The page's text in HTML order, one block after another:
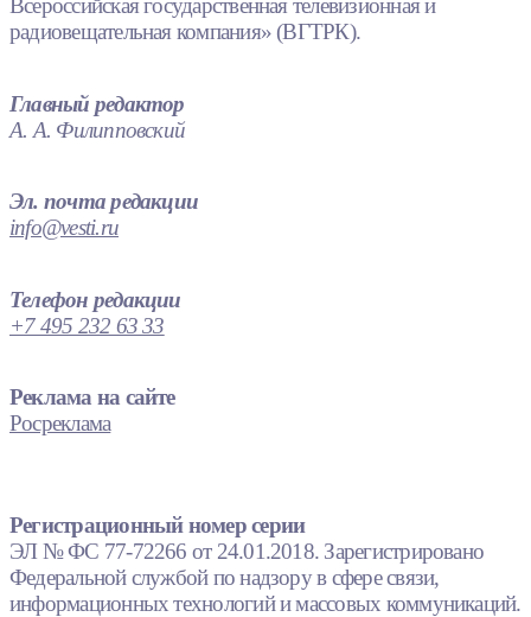
Всероссийская государственная телевизионная и
радиовещательная компания» (ВГТРК).
Главный редактор
А. А. Филипповский
Эл. почта редакции
info@vesti.ru
Телефон редакции
+7 495 232 63 33
Реклама на сайте
Росреклама
Регистрационный номер серии
ЭЛ № ФС 77-72266 от 24.01.2018. Зарегистрировано
Федеральной службой по надзору в сфере связи,
информационных технологий и массовых коммуникаций.